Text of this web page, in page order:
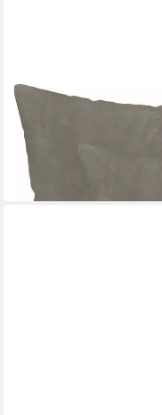
VIDAXL
Kissenbezug
Samt
30 x 30 cm
11,99 €
in 5-6 Werktagen bei dir